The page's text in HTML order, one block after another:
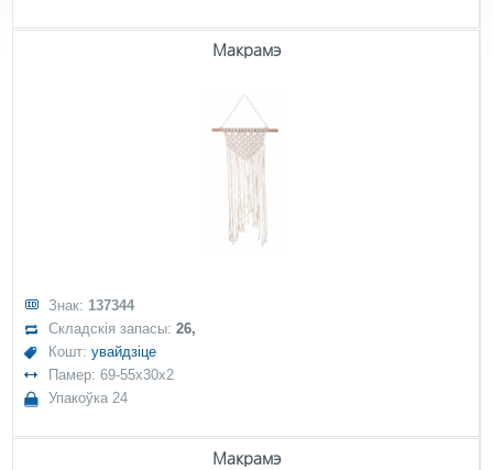
Макрамэ
Знак: 137344
Складскія запасы:26,
Кошт:увайдзіце
Памер: 69-55x30x2
Упакоўка 24
Макрамэ